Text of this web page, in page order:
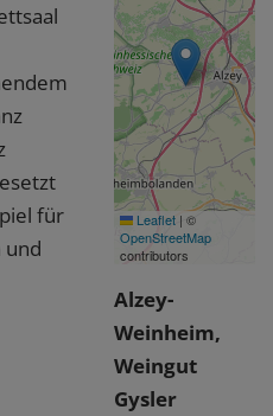
für
und
Leaflet | ©
OpenStreetMap
contributors
Alzey-
Weinheim,
Weingut
Gysler